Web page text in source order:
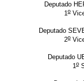
Deputado
1o
Deputado
2o
Deputado
1o